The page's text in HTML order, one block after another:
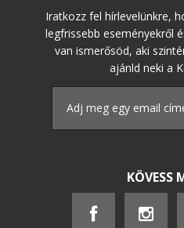
Iratkozz fel hírlevelünkre,
legfrissebb eseményekről
van ismerősöd, aki
ajánld neki a
KÖVESS